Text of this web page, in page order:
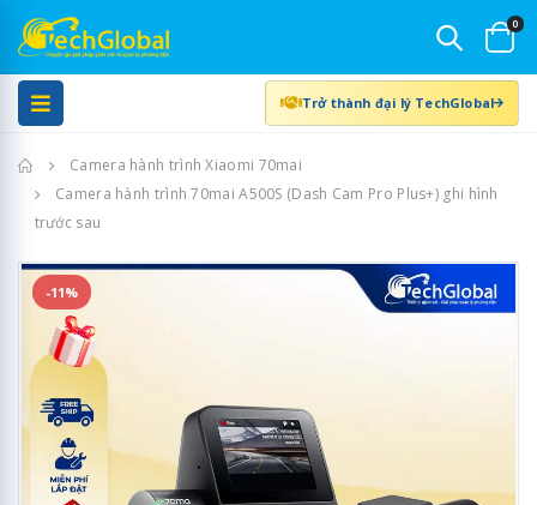
0
Trở thành đại lý TechGlobal
Trang chủCamera hành trình Xiaomi 70mai
Camera hành trình 70mai A500S (Dash Cam Pro Plus+) ghi hình
trước sau
-11%